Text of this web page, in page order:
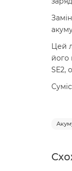
Цей
його
SE2,